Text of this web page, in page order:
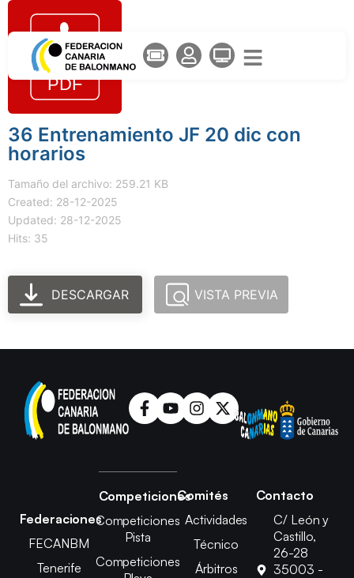
36 Entrenamiento JF 20 dic con
horarios
Tamaño del archivo: 259.21 KB
Created: 28-12-2025
Updated: 28-12-2025
Hits: 35
DESCARGAR VISTA PREVIA
Federaciones
FECANBM
Tenerife
Competiciones
Competiciones
Pista
Competiciones
Comités
Actividades
Técnico
Árbitros
Contacto
C/ León y
Castillo,
26-28
35003 -